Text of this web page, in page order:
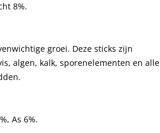
8%.
groei. Deze sticks zijn
algen, kalk, sporenelementen en alle
As 6%.